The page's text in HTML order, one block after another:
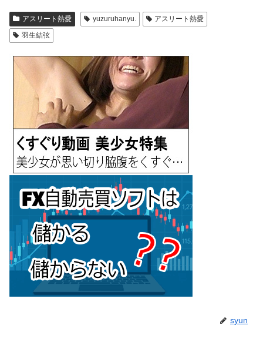
アスリート熱愛 yuzuruhanyu.
アスリート熱愛
羽生結弦
syun